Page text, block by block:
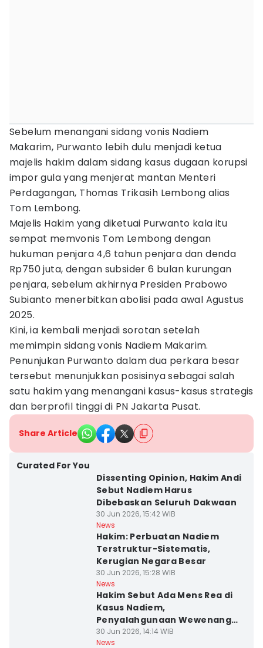
Sebelum menangani sidang vonis Nadiem
Makarim, Purwanto lebih dulu menjadi ketua
majelis hakim dalam sidang kasus dugaan korupsi
impor gula yang menjerat mantan Menteri
Perdagangan, Thomas Trikasih Lembong alias
Tom Lembong.
Majelis Hakim yang diketuai Purwanto kala itu
sempat memvonis Tom Lembong dengan
hukuman penjara 4,6 tahun penjara dan denda
Rp750 juta, dengan subsider 6 bulan kurungan
penjara, sebelum akhirnya Presiden Prabowo
Subianto menerbitkan abolisi pada awal Agustus
2025.
Kini, ia kembali menjadi sorotan setelah
memimpin sidang vonis Nadiem Makarim.
Penunjukan Purwanto dalam dua perkara besar
tersebut menunjukkan posisinya sebagai salah
satu hakim yang menangani kasus-kasus strategis
dan berprofil tinggi di PN Jakarta Pusat.
Share Article
Curated For You
Dissenting Opinion, Hakim Andi
Sebut Nadiem Harus
Dibebaskan Seluruh Dakwaan
30 Jun 2026, 15:42 WIB
News
Hakim: Perbuatan Nadiem
Terstruktur-Sistematis,
Kerugian Negara Besar
30 Jun 2026, 15:28 WIB
News
Hakim Sebut Ada Mens Rea di
Kasus Nadiem,
Penyalahgunaan Wewenang
Terbukti
30 Jun 2026, 14:14 WIB
News